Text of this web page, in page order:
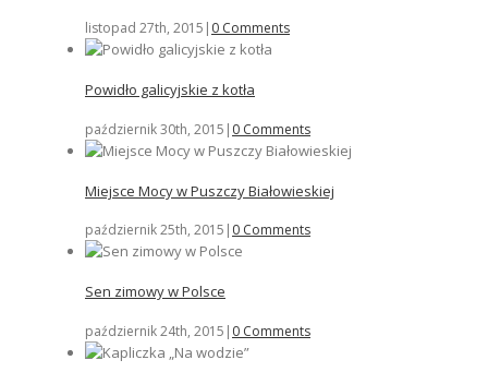
listopad 27th, 2015 | 0 Comments
Powidło galicyjskie z kotła
październik 30th, 2015 | 0 Comments
Miejsce Mocy w Puszczy Białowieskiej
październik 25th, 2015 | 0 Comments
Sen zimowy w Polsce
październik 24th, 2015 | 0 Comments